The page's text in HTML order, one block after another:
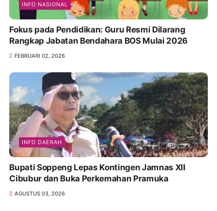
INFO NASIONAL
Fokus pada Pendidikan: Guru Resmi Dilarang
Rangkap Jabatan Bendahara BOS Mulai 2026
FEBRUARI 02, 2026
INFO DAERAH
Bupati Soppeng Lepas Kontingen Jamnas XII
Cibubur dan Buka Perkemahan Pramuka
AGUSTUS 03, 2026